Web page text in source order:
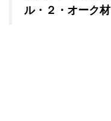
ル・２・オーク材